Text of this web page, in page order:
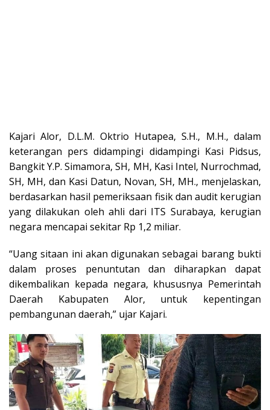
Kajari Alor, D.L.M. Oktrio Hutapea, S.H., M.H., dalam
keterangan pers didampingi didampingi Kasi Pidsus,
Bangkit Y.P. Simamora, SH, MH, Kasi Intel, Nurrochmad,
SH, MH, dan Kasi Datun, Novan, SH, MH., menjelaskan,
berdasarkan hasil pemeriksaan fisik dan audit kerugian
yang dilakukan oleh ahli dari ITS Surabaya, kerugian
negara mencapai sekitar Rp 1,2 miliar.
“Uang sitaan ini akan digunakan sebagai barang bukti
dalam proses penuntutan dan diharapkan dapat
dikembalikan kepada negara, khususnya Pemerintah
Daerah Kabupaten Alor, untuk kepentingan
pembangunan daerah,” ujar Kajari.